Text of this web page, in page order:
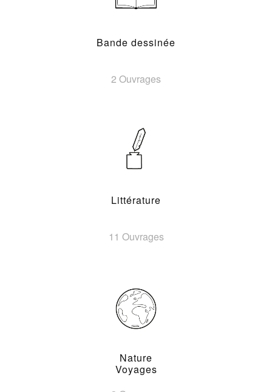
Bande dessinée
2 Ouvrages
Littérature
11 Ouvrages
Nature
Voyages